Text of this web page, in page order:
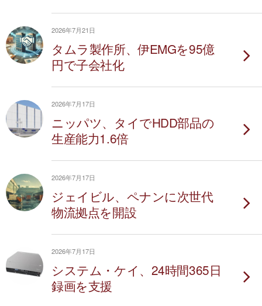
2026年7月21日
タムラ製作所、伊EMGを95億
円で子会社化
2026年7月17日
ニッパツ、タイでHDD部品の
生産能力1.6倍
2026年7月17日
ジェイビル、ペナンに次世代
物流拠点を開設
2026年7月17日
システム・ケイ、24時間365日
録画を支援